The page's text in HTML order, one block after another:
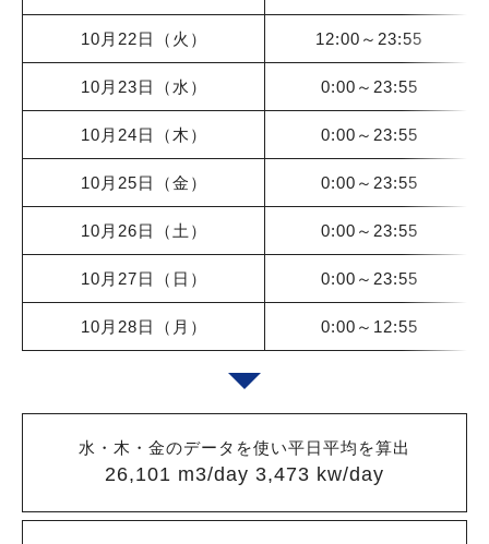
10月22日（火） 12:00～23:55
10月23日（水） 0:00～23:55
10月24日（木） 0:00～23:55
10月25日（金） 0:00～23:55
10月26日（土） 0:00～23:55
10月27日（日） 0:00～23:55
10月28日（月） 0:00～12:55
水・木・金のデータを使い平日平均を算出
26,101 m3/day 3,473 kw/day